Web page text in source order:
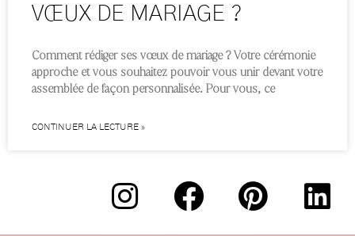
VŒUX DE MARIAGE ?
Comment rédiger ses vœux de mariage ? Votre cérémonie
approche et vous souhaitez pouvoir vous unir devant votre
assemblée de façon personnalisée. Pour vous, ce
CONTINUER LA LECTURE »